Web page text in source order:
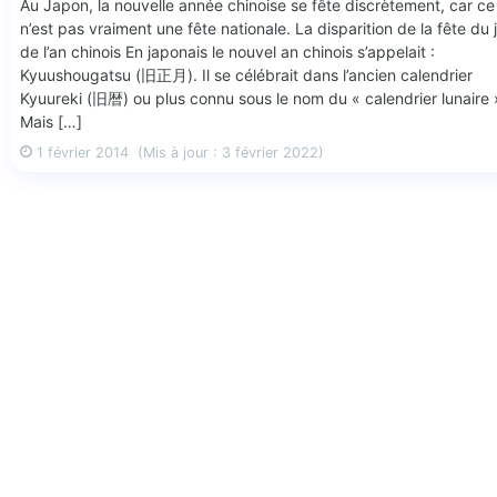
Au Japon, la nouvelle année chinoise se fête discrètement, car ce
n’est pas vraiment une fête nationale. La disparition de la fête du
de l’an chinois En japonais le nouvel an chinois s’appelait :
Kyuushougatsu (旧正月). Il se célébrait dans l’ancien calendrier
Kyuureki (旧暦) ou plus connu sous le nom du « calendrier lunaire
Mais […]
1 février 2014 (Mis à jour : 3 février 2022)